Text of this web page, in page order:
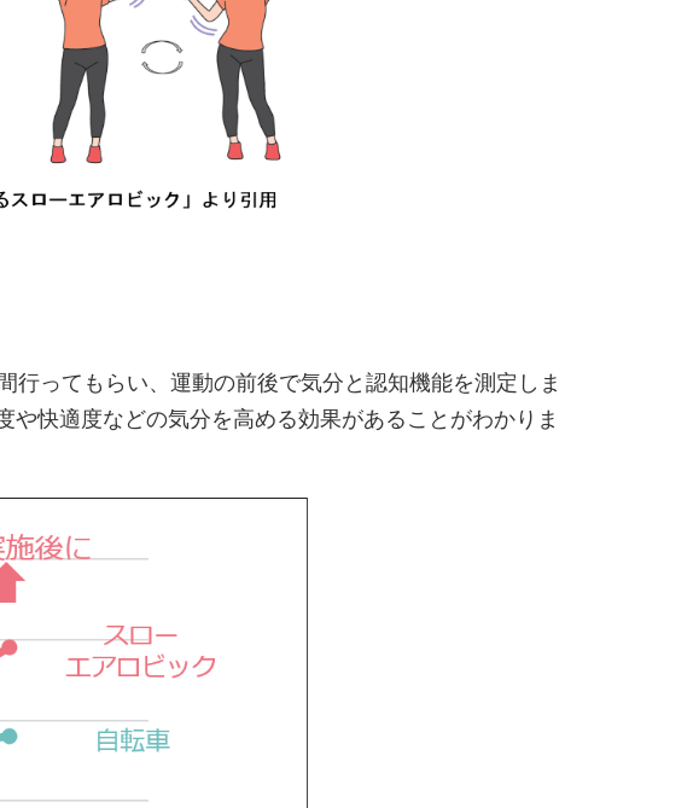
ってもらい、運動の前後で気分と認知機能を測定しま
快適度などの気分を高める効果があることがわかりま